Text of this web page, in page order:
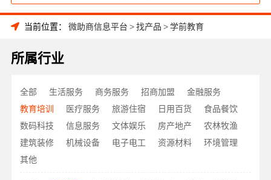
当前位置： 微助商信息平台 >找产品 >学前教育
所属行业
全部 生活服务 商务服务 招商加盟
金融服务
教育培训
医疗服务 旅游住宿 日用百货
食品餐饮
数码科技
信息服务 文体娱乐 房产地产
农林牧渔
建筑装修
机械设备 电子电工 资源材料
环境管理
其他